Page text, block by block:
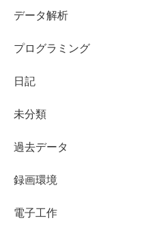
データ解析
プログラミング
日記
未分類
過去データ
録画環境
電子工作